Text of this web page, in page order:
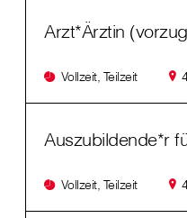
Arzt*Ärztin
Vollzeit, Teilzeit
Auszubildende*r
Vollzeit, Teilzeit